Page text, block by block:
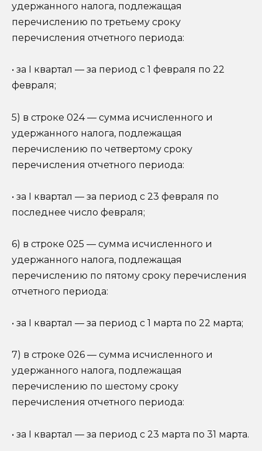
удержанного налога, подлежащая
перечислению по третьему сроку
перечисления отчетного периода:
• за I квартал — за период с 1 февраля по 22
февраля;
5) в строке 024 — сумма исчисленного и
удержанного налога, подлежащая
перечислению по четвертому сроку
перечисления отчетного периода:
• за I квартал — за период с 23 февраля по
последнее число февраля;
6) в строке 025 — сумма исчисленного и
удержанного налога, подлежащая
перечислению по пятому сроку перечисления
отчетного периода:
• за I квартал — за период с 1 марта по 22 марта;
7) в строке 026 — сумма исчисленного и
удержанного налога, подлежащая
перечислению по шестому сроку
перечисления отчетного периода:
• за I квартал — за период с 23 марта по 31 марта.